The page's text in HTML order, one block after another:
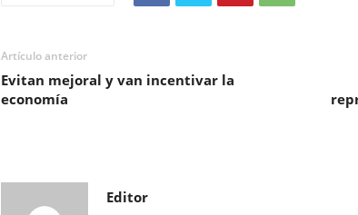
Artículo anterior
Evitan mejoral y van incentivar la
economía
Editor